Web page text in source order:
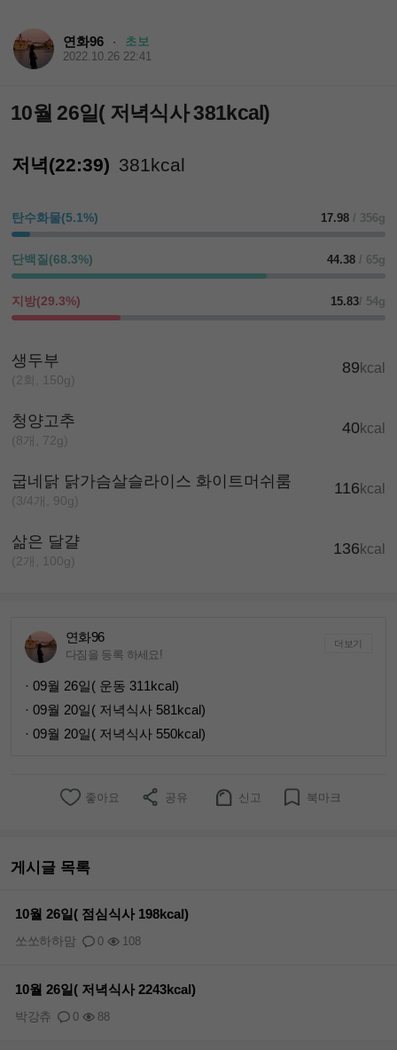
연화96 · 초보
2022.10.26 22:41
10월 26일( 저녁식사 381kcal)
저녁(22:39) 381kcal
탄수화물(5.1%) 17.98 / 356g
단백질(68.3%) 44.38 / 65g
지방(29.3%) 15.83/ 54g
생두부
(2회, 150g)
89 kcal
청양고추
(8개, 72g)
40kcal
굽네닭 닭가슴살슬라이스 화이트머쉬룸
(3/4개, 90g)
116 kcal
삶은 달걀
(2개, 100g)
136 kcal
연화96
다짐을 등록 하세요!
더보기
· 09월 26일( 운동 311kcal)
· 09월 20일( 저녁식사 581kcal)
· 09월 20일( 저녁식사 550kcal)
좋아요 공유 신고 북마크
게시글 목록
10월 26일( 점심식사 198kcal)
0 108
쏘쏘하하맘
10월 26일( 저녁식사 2243kcal)
0 88
박강츄